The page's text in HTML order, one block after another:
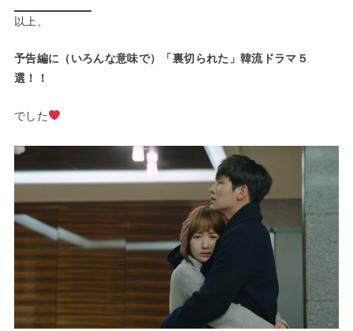
以上、
予告編に（いろんな意味で）「裏切られた」韓流ドラマ５
選！！
でした